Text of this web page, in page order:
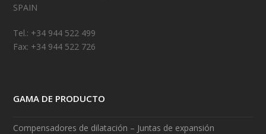
SPAIN
Tel.: +34 944 522 499
Fax: +34 944 522 726
GAMA DE PRODUCTO
Compensadores de dilatación – Juntas de expansión